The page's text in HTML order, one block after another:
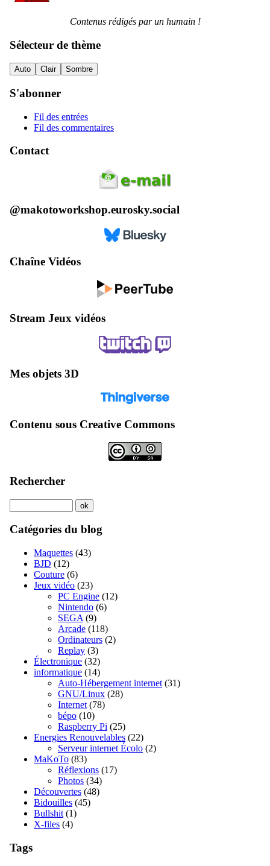
Contenus rédigés par un humain !
Sélecteur de thème
Auto Clair Sombre
S'abonner
Fil des entrées
Fil des commentaires
Contact
@makotoworkshop.eurosky.social
Chaîne Vidéos
Stream Jeux vidéos
Mes objets 3D
Contenu sous Creative Commons
Rechercher
Catégories du blog
Maquettes (43)
BJD (12)
Couture (6)
Jeux vidéo (23)
PC Engine (12)
Nintendo (6)
SEGA (9)
Arcade (118)
Ordinateurs (2)
Replay (3)
Électronique (32)
informatique (14)
Auto-Hébergement internet (31)
GNU/Linux (28)
Internet (78)
bépo (10)
Raspberry Pi (25)
Energies Renouvelables (22)
Serveur internet Écolo (2)
MaKoTo (83)
Réflexions (17)
Photos (34)
Découvertes (48)
Bidouilles (45)
Bullshit (1)
X-files (4)
Tags